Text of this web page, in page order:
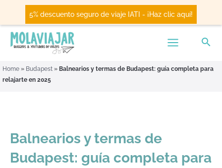
5% descuento seguro de viaje IATI - ¡Haz clic aquí!
Home » Budapest » Balnearios y termas de Budapest: guía completa para
relajarte en 2025
Balnearios y termas de
Budapest: guía completa para